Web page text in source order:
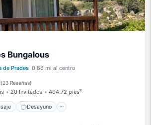
Bungalous
de Prades 0.86 mi al centro
(23 Reseñas)
20 Invitados 404.72 pies²
Desayuno
de hidromasaje
Desayuno